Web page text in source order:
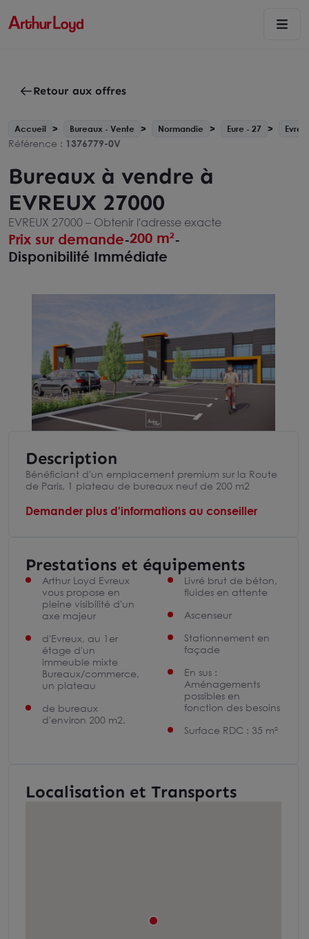
Retour aux offres
Accueil Bureaux - Vente Normandie Eure - 27
Référence : 1376779-0V
Bureaux à vendre à
EVREUX 27000
EVREUX 27000 – Obtenir l'adresse exacte
Prix sur demande-200 m²-
Disponibilité Immédiate
Description
Bénéficiant d'un emplacement premium sur la Route
de Paris, 1 plateau de bureaux neuf de 200 m2
Demander plus d'informations au conseiller
Prestations et équipements
Arthur Loyd Evreux
vous propose en
pleine visibilité d'un
axe majeur
d'Evreux, au 1er
étage d'un
immeuble mixte
Bureaux/commerce,
un plateau
de bureaux
d'environ 200 m2.
Livré brut de béton,
fluides en attente
Ascenseur
Stationnement en
façade
En sus :
Aménagements
possibles en
fonction des besoins
Surface RDC : 35 m²
Localisation et Transports